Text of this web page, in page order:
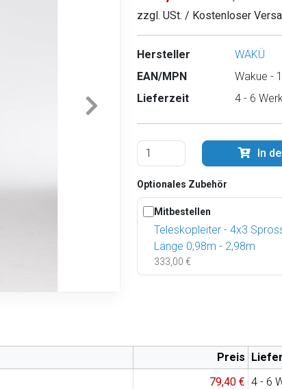
zzgl. USt. / Kostenloser
Hersteller
WAKÜ
EAN/MPN
Wakue -
Lieferzeit
4 - 6
In
Optionales Zubehör
Mitbestellen
Teleskopleiter - 4x3
Länge 0,98m - 2,98m
333,00 €
Preis
79,40 € 4 - 6